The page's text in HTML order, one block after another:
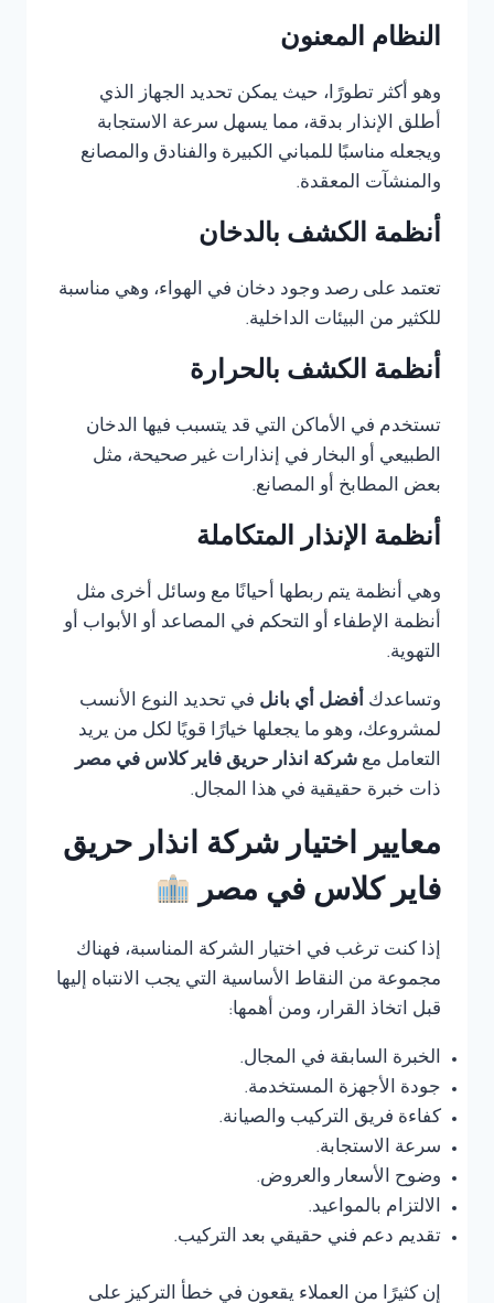
النظام المعنون
وهو أكثر تطورًا، حيث يمكن تحديد الجهاز الذي
أطلق الإنذار بدقة، مما يسهل سرعة الاستجابة
ويجعله مناسبًا للمباني الكبيرة والفنادق والمصانع
والمنشآت المعقدة.
أنظمة الكشف بالدخان
تعتمد على رصد وجود دخان في الهواء، وهي مناسبة
للكثير من البيئات الداخلية.
أنظمة الكشف بالحرارة
تستخدم في الأماكن التي قد يتسبب فيها الدخان
الطبيعي أو البخار في إنذارات غير صحيحة، مثل
بعض المطابخ أو المصانع.
أنظمة الإنذار المتكاملة
وهي أنظمة يتم ربطها أحيانًا مع وسائل أخرى مثل
أنظمة الإطفاء أو التحكم في المصاعد أو الأبواب أو
التهوية.
وتساعدك أفضل أي بانل في تحديد النوع الأنسب
لمشروعك، وهو ما يجعلها خيارًا قويًا لكل من يريد
التعامل مع شركة انذار حريق فاير كلاس في مصر
ذات خبرة حقيقية في هذا المجال.
معايير اختيار شركة انذار حريق
فاير كلاس في مصر
إذا كنت ترغب في اختيار الشركة المناسبة، فهناك
مجموعة من النقاط الأساسية التي يجب الانتباه إليها
قبل اتخاذ القرار، ومن أهمها:
الخبرة السابقة في المجال.
جودة الأجهزة المستخدمة.
كفاءة فريق التركيب والصيانة.
سرعة الاستجابة.
وضوح الأسعار والعروض.
الالتزام بالمواعيد.
تقديم دعم فني حقيقي بعد التركيب.
إن كثيرًا من العملاء يقعون في خطأ التركيز على